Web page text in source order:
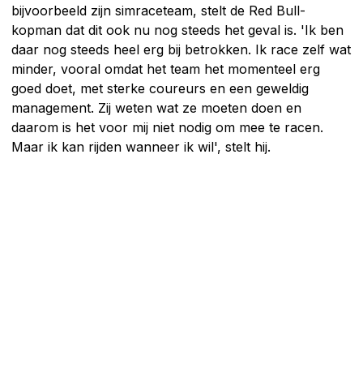
bijvoorbeeld zijn simraceteam, stelt de Red Bull-
kopman dat dit ook nu nog steeds het geval is. 'Ik ben
daar nog steeds heel erg bij betrokken. Ik race zelf wat
minder, vooral omdat het team het momenteel erg
goed doet, met sterke coureurs en een geweldig
management. Zij weten wat ze moeten doen en
daarom is het voor mij niet nodig om mee te racen.
Maar ik kan rijden wanneer ik wil', stelt hij.